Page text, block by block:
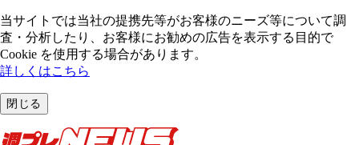
当サイトでは当社の提携先等がお客様のニーズ等について調
査・分析したり、お客様にお勧めの広告を表⽰する⽬的で
Cookie を使⽤する場合があります。
詳しくはこちら
閉じる